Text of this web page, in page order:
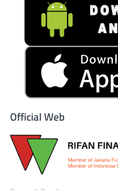
Official Web